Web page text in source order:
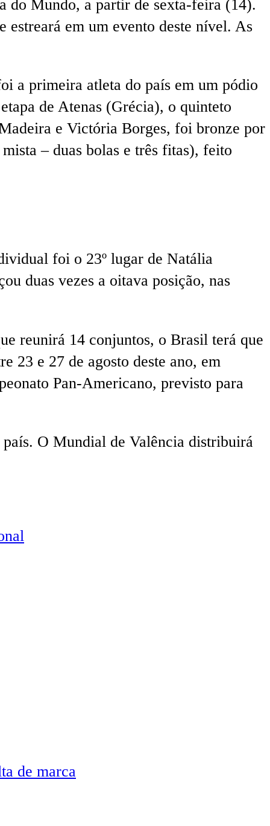
do Mundo, a partir de sexta-feira (14).
estreará em um evento deste nível. As
a primeira atleta do país em um pódio
de Atenas (Grécia), o quinteto
e Victória Borges, foi bronze por
– duas bolas e três fitas), feito
foi o 23º lugar de Natália
duas vezes a oitava posição, nas
reunirá 14 conjuntos, o Brasil terá que
23 e 27 de agosto deste ano, em
Pan-Americano, previsto para
O Mundial de Valência distribuirá
de marca